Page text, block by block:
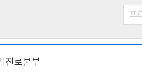
진로본부